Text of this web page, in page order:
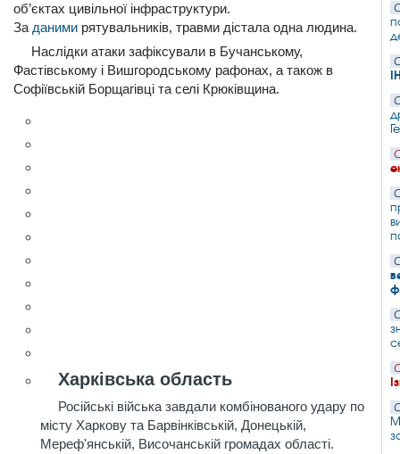
об’єктах цивільної інфраструктури.
За даними рятувальників, травми дістала одна людина.
Наслідки атаки зафіксували в Бучанському,
Фастівському і Вишгородському рафонах, а також в
Софіївській Борщагівці та селі Крюківщина.
Харківська область
Російські війська завдали комбінованого удару по
місту Харкову та Барвінківській, Донецькій,
Мереф'янській, Височанській громадах області.